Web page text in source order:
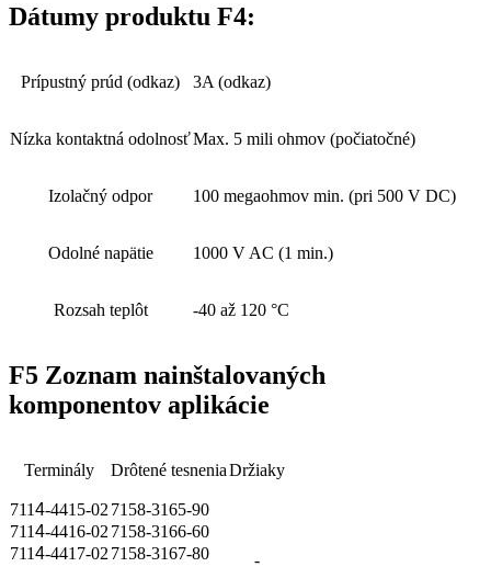
Dátumy produktu F4:
Prípustný prúd (odkaz) 3A (odkaz)
Nízka kontaktná odolnosťMax. 5 mili ohmov (počiatočné)
Izolačný odpor 100 megaohmov min. (pri 500 V DC)
Odolné napätie 1000 V AC (1 min.)
Rozsah teplôt -40 až 120 °C
F5 Zoznam nainštalovaných
komponentov aplikácie
Terminály Drôtené tesneniaDržiaky
7114-4415-02 7158-3165-90
-
7114-4416-02 7158-3166-60
7114-4417-02 7158-3167-80